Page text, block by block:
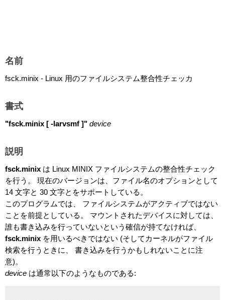
名前
fsck.minix - Linux 用のファイルシステム整合性チェッカ
書式
"fsck.minix [ -larvsmf ]" device
説明
fsck.minix は Linux MINIX ファイルシステムの整合性チェック
を行う。 現在のバージョンは、ファイル名のオプションとして
14 文字と 30 文字とをサポートしている。
このプログラムでは、 ファイルシステムがアクティブではない
ことを前提としている。 マウントされたデバイスに対しては、
誰も書き込みを行っていないという確信が持てなければ、
fsck.minix を用いるべきではない (そしてカーネルがファイル
検索を行うときに、 書き込みを行うかもしれないことに注
意)。
device は通常以下のようなものである: